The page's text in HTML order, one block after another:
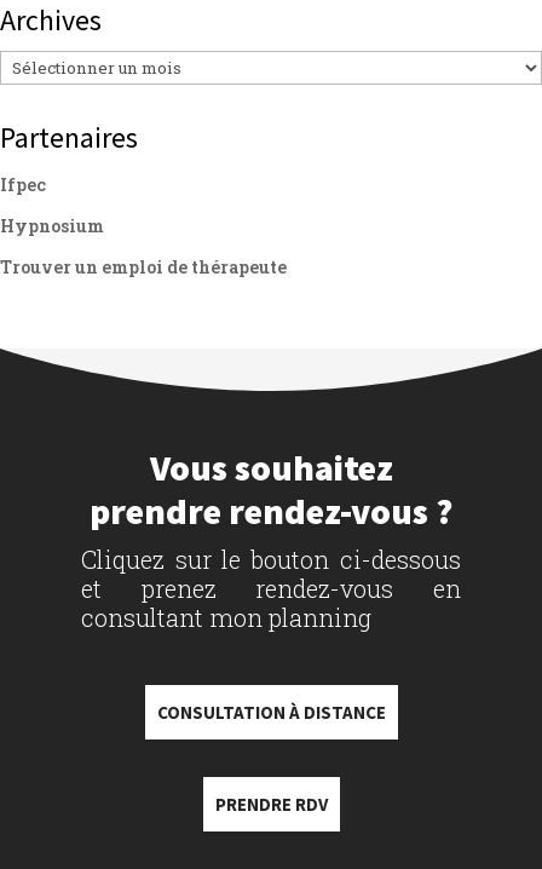
Archives
Archives
Partenaires
Ifpec
Hypnosium
Trouver un emploi de thérapeute
Vous souhaitez
prendre rendez-vous ?
Cliquez sur le bouton ci-dessous
et prenez rendez-vous en
consultant mon planning
CONSULTATION À DISTANCE
PRENDRE RDV